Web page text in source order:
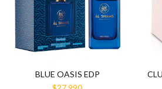
BLUE OASIS EDP